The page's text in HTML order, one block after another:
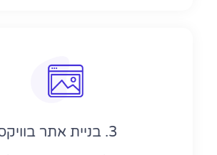
3. בניית אתר בוויקס